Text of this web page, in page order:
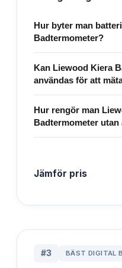
Hur byter man
Badtermometer?
Kan Liewood Kiera
användas för att
Hur rengör man
Badtermometer
Jämför pris
#3 BÄST DIGITAL